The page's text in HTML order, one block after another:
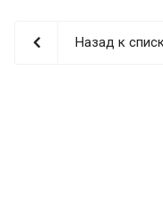
Назад к